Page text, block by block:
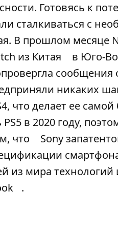
Готовясь к
сталкиваться с
В прошлом месяце
из Китая
в Юго-
никаких
что делает ее
в 2020 году,
что
Sony
из мира
.